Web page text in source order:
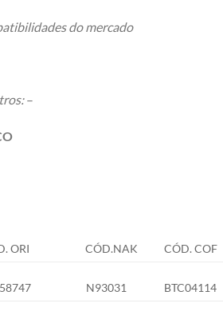
do mercado
–
ORI CÓD.NAK CÓD. COF
N93031 BTC04114